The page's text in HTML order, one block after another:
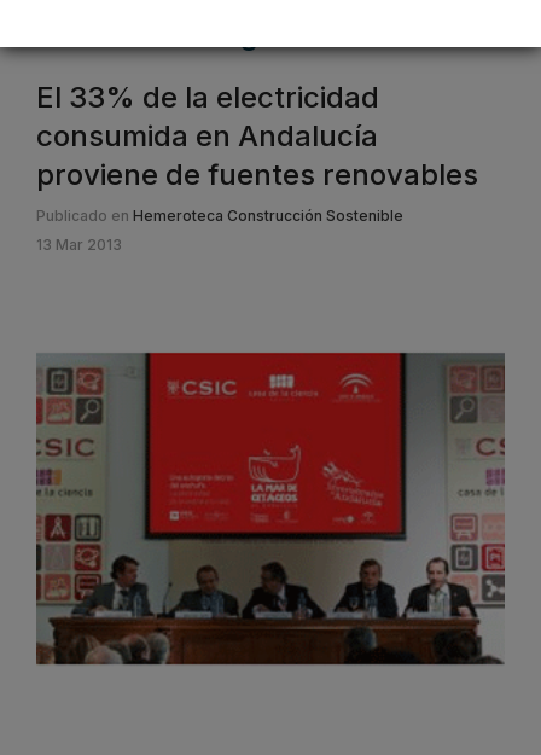
El 33% de la electricidad
consumida en Andalucía
proviene de fuentes renovables
Publicado en Hemeroteca Construcción Sostenible
13 Mar 2013